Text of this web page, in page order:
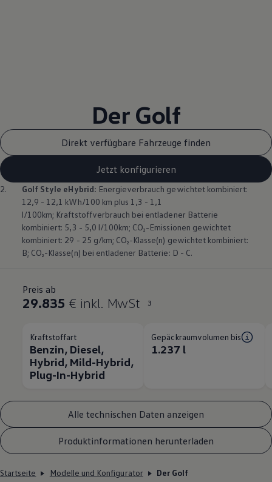
Der Golf
Direkt verfügbare Fahrzeuge finden
Jetzt konfigurieren
2. Golf Style eHybrid: Energieverbrauch gewichtet kombiniert:
12,9 - 12,1 kWh/100 km plus 1,3 - 1,1
l/100km; Kraftstoffverbrauch bei entladener Batterie
kombiniert: 5,3 - 5,0 l/100km; CO₂-Emissionen gewichtet
kombiniert: 29 - 25 g/km; CO₂-Klasse(n) gewichtet kombiniert:
B; CO₂-Klasse(n) bei entladener Batterie: D - C.
Preis ab
29.835 € inkl. MwSt 3
Kraftstoffart
Benzin, Diesel,
Hybrid, Mild-Hybrid,
Plug-In-Hybrid
Gepäckraumvolumen bis
1.237 l
Alle technischen Daten anzeigen
Produktinformationen herunterladen
Startseite Modelle und Konfigurator Der Golf